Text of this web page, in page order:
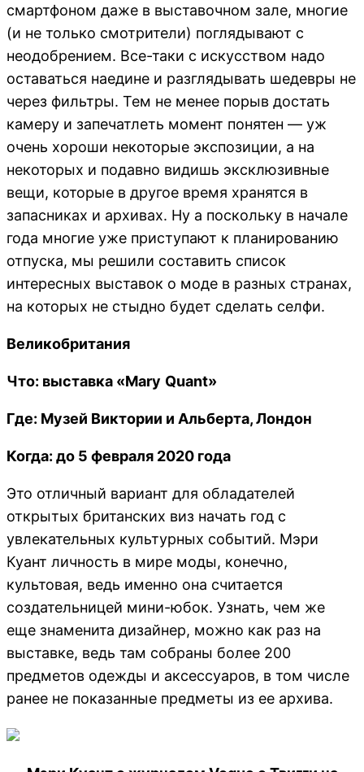
смартфоном даже в выставочном зале, многие
(и не только смотрители) поглядывают с
неодобрением. Все-таки с искусством надо
оставаться наедине и разглядывать шедевры не
через фильтры. Тем не менее порыв достать
камеру и запечатлеть момент понятен — уж
очень хороши некоторые экспозиции, а на
некоторых и подавно видишь эксклюзивные
вещи, которые в другое время хранятся в
запасниках и архивах. Ну а поскольку в начале
года многие уже приступают к планированию
отпуска, мы решили составить список
интересных выставок о моде в разных странах,
на которых не стыдно будет сделать селфи.
Великобритания
Что: выставка «Mary Quant»
Где: Музей Виктории и Альберта, Лондон
Когда: до 5 февраля 2020 года
Это отличный вариант для обладателей
открытых британских виз начать год с
увлекательных культурных событий. Мэри
Куант личность в мире моды, конечно,
культовая, ведь именно она считается
создательницей мини-юбок. Узнать, чем же
еще знаменита дизайнер, можно как раз на
выставке, ведь там собраны более 200
предметов одежды и аксессуаров, в том числе
ранее не показанные предметы из ее архива.